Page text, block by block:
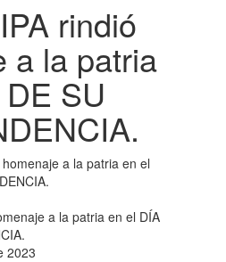
rindió
a la patria
SU
a la patria en el DÍA
2023